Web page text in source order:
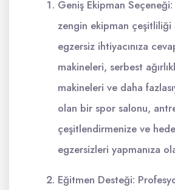
Geniş Ekipman
zengin ekipman çeşitliliği
egzersiz ihtiyacınıza
makineleri, serbest
makineleri ve daha
olan bir spor salonu,
çeşitlendirmenize ve
egzersizleri yapmanıza
Eğitmen Desteği: